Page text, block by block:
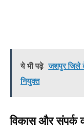
ये भी पढ़े जशपुर जिले
नियुक्त
विकास और संपर्क